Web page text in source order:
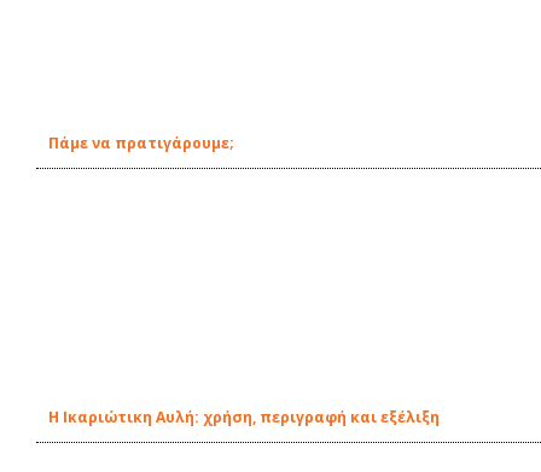
Πάμε να πρατιγάρουμε;
Η Ικαριώτικη Αυλή: χρήση, περιγραφή και εξέλιξη